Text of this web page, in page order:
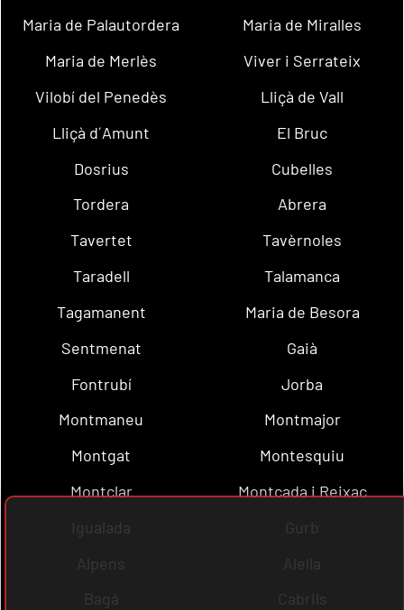
Maria de Palautordera
Maria de Miralles
Maria de Merlès
Viver i Serrateix
Vilobí del Penedès
Lliçà de Vall
Lliçà d´Amunt
El Bruc
Dosrius
Cubelles
Tordera
Abrera
Tavertet
Tavèrnoles
Taradell
Talamanca
Tagamanent
Maria de Besora
Sentmenat
Gaià
Fontrubí
Jorba
Montmaneu
Montmajor
Montgat
Montesquiu
Montclar
Montcada i Reixac
Igualada
Gurb
Alpens
Alella
Bagà
Cabrils